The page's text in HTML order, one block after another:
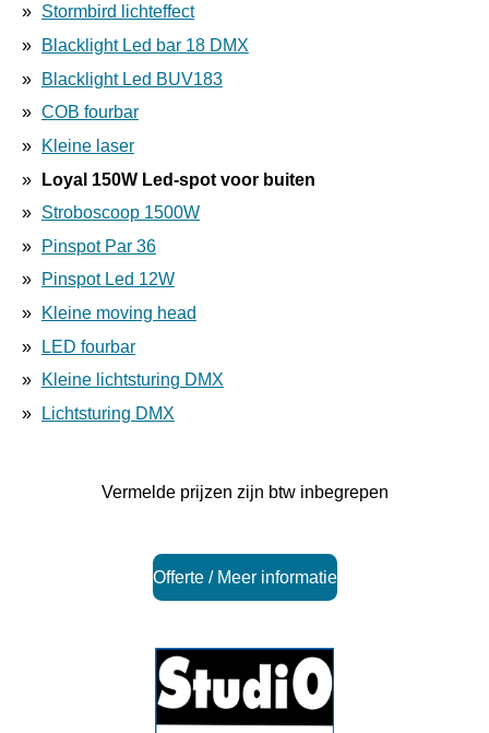
Stormbird lichteffect
Blacklight Led bar 18 DMX
Blacklight Led BUV183
COB fourbar
Kleine laser
Loyal 150W Led-spot voor buiten
Stroboscoop 1500W
Pinspot Par 36
Pinspot Led 12W
Kleine moving head
LED fourbar
Kleine lichtsturing DMX
Lichtsturing DMX
Vermelde prijzen zijn btw inbegrepen
Offerte / Meer informatie